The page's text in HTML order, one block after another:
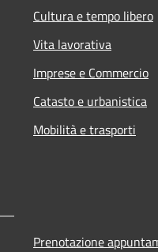
Cultura e tempo libero
Vita lavorativa
Imprese e Commercio
Catasto e urbanistica
Mobilità e trasporti
Prenotazione